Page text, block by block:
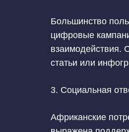
Большинство
цифровые
взаимодействия.
статьи или
3. Социальная
Африканские